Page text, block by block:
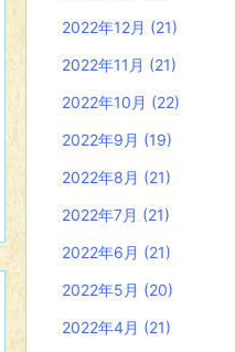
2022年12月 (21)
2022年11月 (21)
2022年10月 (22)
2022年9月 (19)
2022年8月 (21)
2022年7月 (21)
2022年6月 (21)
2022年5月 (20)
2022年4月 (21)